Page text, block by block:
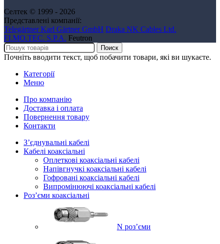
Селтек © 1999 - 2026
Представлені компанії:
Telegärtner Karl Gärtner GmbH Draka NK Cables Ltd.
FI.MO.TEC. S.P.A. Feutron
Поиск
Почніть вводити текст, щоб побачити товари, які ви шукаєте.
Категорії
Меню
Про компанію
Доставка і оплата
Повернення товару
Контакти
Зʼєднувальні кабелі
Кабелі коаксіальні
Оплеткові коаксіальні кабелі
Напівгнучкі коаксіальні кабелі
Гофровані коаксіальні кабелі
Випромінюючі коаксіальні кабелі
Роз’єми коаксіальні
N роз’єми